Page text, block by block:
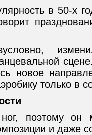
в 50-х
новое
только в
поэтому он
и даже